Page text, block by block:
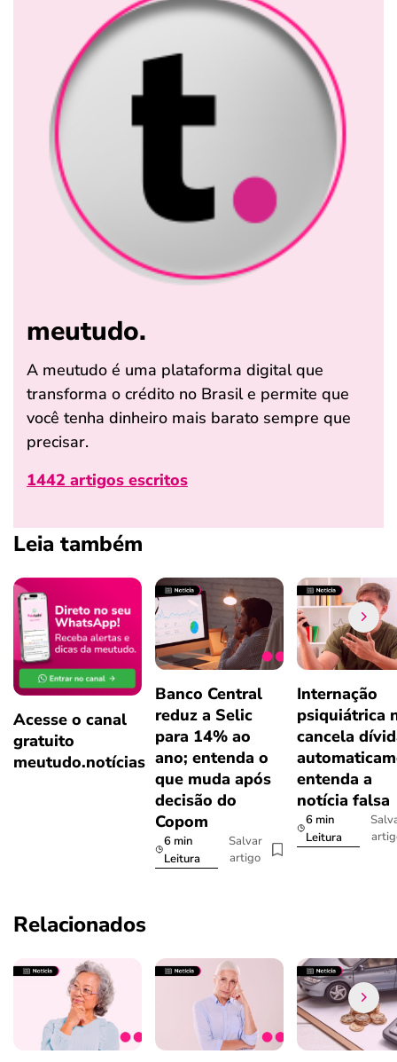
meutudo.
A meutudo é uma plataforma digital que
transforma o crédito no Brasil e permite que
você tenha dinheiro mais barato sempre que
precisar.
1442 artigos escritos
Leia também
Acesse o canal
gratuito
meutudo.notícias
Banco Central
reduz a Selic
para 14% ao
ano; entenda o
que muda após
decisão do
Copom
6 min
Leitura
Salvar
artigo
Internação
psiquiátrica
cancela
entenda a
notícia falsa
6 min
Leitura
Relacionados